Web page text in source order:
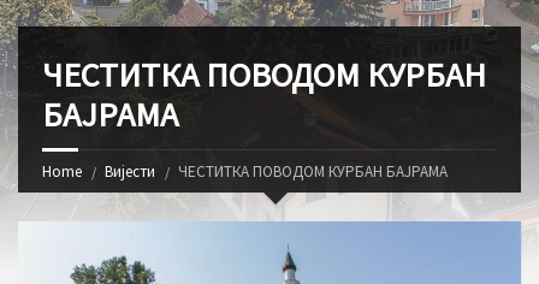
ЧЕСТИТКА ПОВОДОМ КУРБАН
БАЈРАМА
Home Вијести ЧЕСТИТКА ПОВОДОМ КУРБАН БАЈРАМА